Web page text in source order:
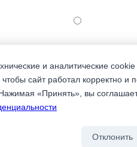
и аналитические cookie
сайт работал корректно и
«Принять», вы
Отклонить